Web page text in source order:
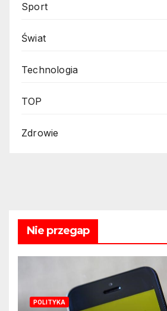
Sport
Świat
Technologia
TOP
Zdrowie
Nie przegap
POLITYKA